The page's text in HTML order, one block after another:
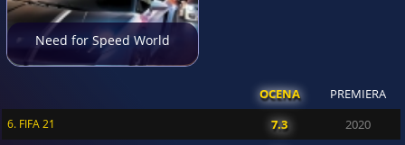
Need for Speed World
OCENA PREMIERA
6. FIFA 21 7.3 2020